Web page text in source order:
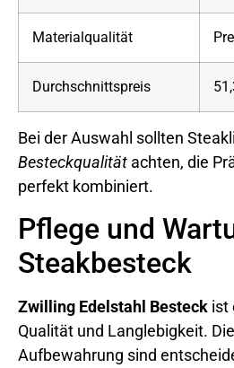
Materialqualität
Durchschnittspreis
Bei der Auswahl sollten
Besteckqualität achten, die
perfekt kombiniert.
Pflege und
Steakbesteck
Zwilling Edelstahl Besteck ist
Qualität und Langlebigkeit.
Aufbewahrung sind